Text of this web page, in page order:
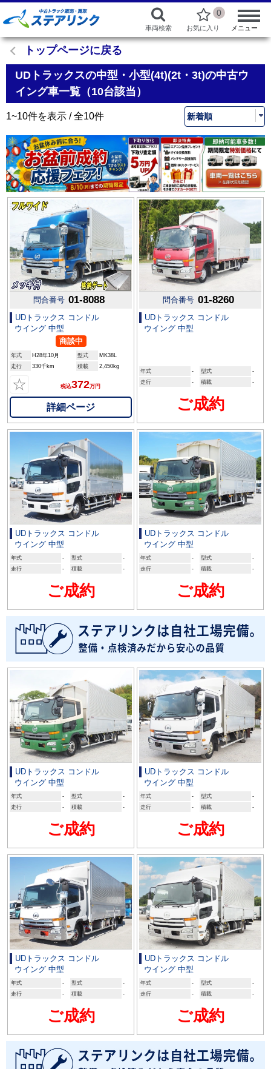
車両検索
0
お気に入り メニュー
トップページに戻る
UDトラックスの中型・小型(4t)(2t・3t)の中古ウ
イング車一覧（10台該当）
1~10件を表示 / 全10件
問合番号 01-8088
UDトラックス コンドル
ウイング 中型
商談中
年式 H28年10月 型式
MK38L
走行
330千km 積載 2,450kg
☆ 税込372万円
詳細ページ
問合番号 01-8260
UDトラックス コンドル
ウイング 中型
年式 - 型式
-
走行
- 積載 -
ご成約
UDトラックス コンドル
ウイング 中型
年式 - 型式
-
走行
- 積載 -
ご成約
UDトラックス コンドル
ウイング 中型
年式 - 型式
-
走行
- 積載 -
ご成約
UDトラックス コンドル
ウイング 中型
年式 - 型式
-
走行
- 積載 -
ご成約
UDトラックス コンドル
ウイング 中型
年式 - 型式
-
走行
- 積載 -
ご成約
UDトラックス コンドル
ウイング 中型
年式 - 型式
-
走行
- 積載 -
ご成約
UDトラックス コンドル
ウイング 中型
年式 - 型式
-
走行
- 積載 -
ご成約